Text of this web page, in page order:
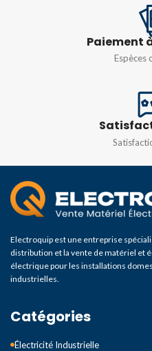
Paiement
Espèces
Electroquip est une entreprise
distribution et la vente de matériel et
électrique pour les installations
industrielles.
Catégories
Électricité Industrielle